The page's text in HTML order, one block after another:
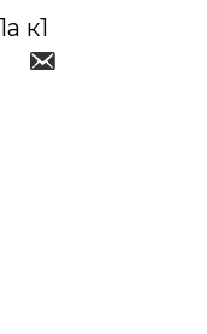
к1